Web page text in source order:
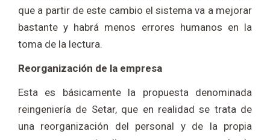
que a partir de este cambio el sistema va a mejorar
bastante y habrá menos errores humanos en la
toma de la lectura.
Reorganización de la empresa
Esta es básicamente la propuesta denominada
reingeniería de Setar, que en realidad se trata de
una reorganización del personal y de la propia